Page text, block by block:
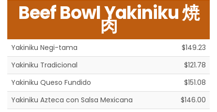
Beef Bowl Yakiniku 焼
肉
Yakiniku Negi-tama
$149.23
Yakiniku Tradicional
$121.78
Yakiniku Queso Fundido
$151.08
Yakiniku Azteca con Salsa Mexicana
$146.00